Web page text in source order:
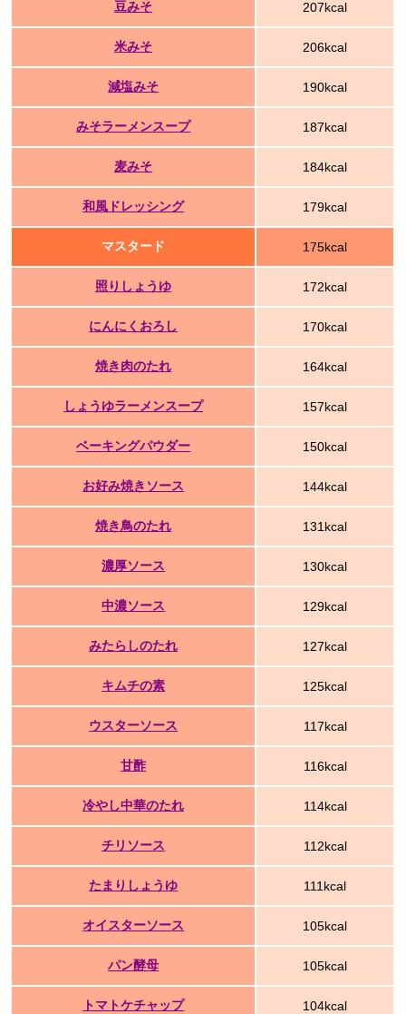
豆みそ 207kcal
米みそ 206kcal
減塩みそ 190kcal
みそラーメンスープ 187kcal
麦みそ 184kcal
和風ドレッシング 179kcal
マスタード 175kcal
照りしょうゆ 172kcal
にんにくおろし 170kcal
焼き肉のたれ 164kcal
しょうゆラーメンスープ 157kcal
ベーキングパウダー 150kcal
お好み焼きソース 144kcal
焼き鳥のたれ 131kcal
濃厚ソース 130kcal
中濃ソース 129kcal
みたらしのたれ 127kcal
キムチの素 125kcal
ウスターソース 117kcal
甘酢 116kcal
冷やし中華のたれ 114kcal
チリソース 112kcal
たまりしょうゆ 111kcal
オイスターソース 105kcal
パン酵母 105kcal
トマトケチャップ 104kcal